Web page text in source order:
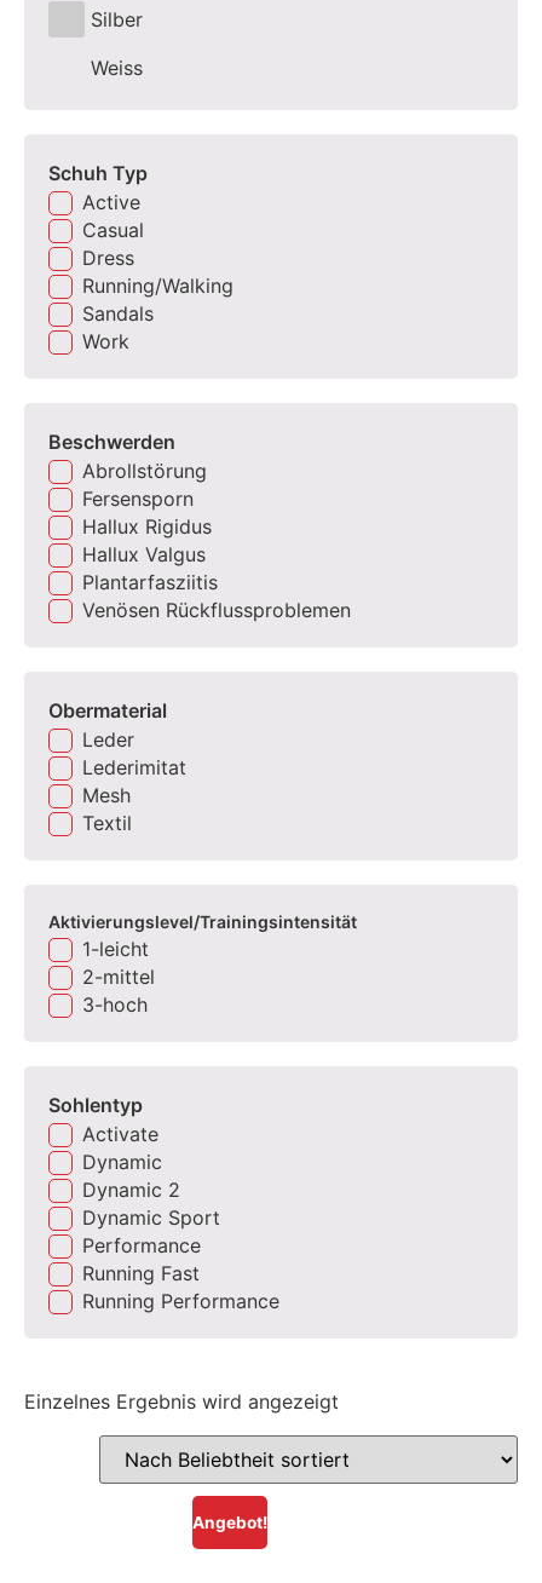
Silber
Weiss
Schuh Typ
Active
Casual
Dress
Running/Walking
Sandals
Work
Beschwerden
Abrollstörung
Fersensporn
Hallux Rigidus
Hallux Valgus
Plantarfasziitis
Venösen Rückflussproblemen
Obermaterial
Leder
Lederimitat
Mesh
Textil
Aktivierungslevel/Trainingsintensität
1-leicht
2-mittel
3-hoch
Sohlentyp
Activate
Dynamic
Dynamic 2
Dynamic Sport
Performance
Running Fast
Running Performance
Einzelnes Ergebnis wird angezeigt
Angebot!